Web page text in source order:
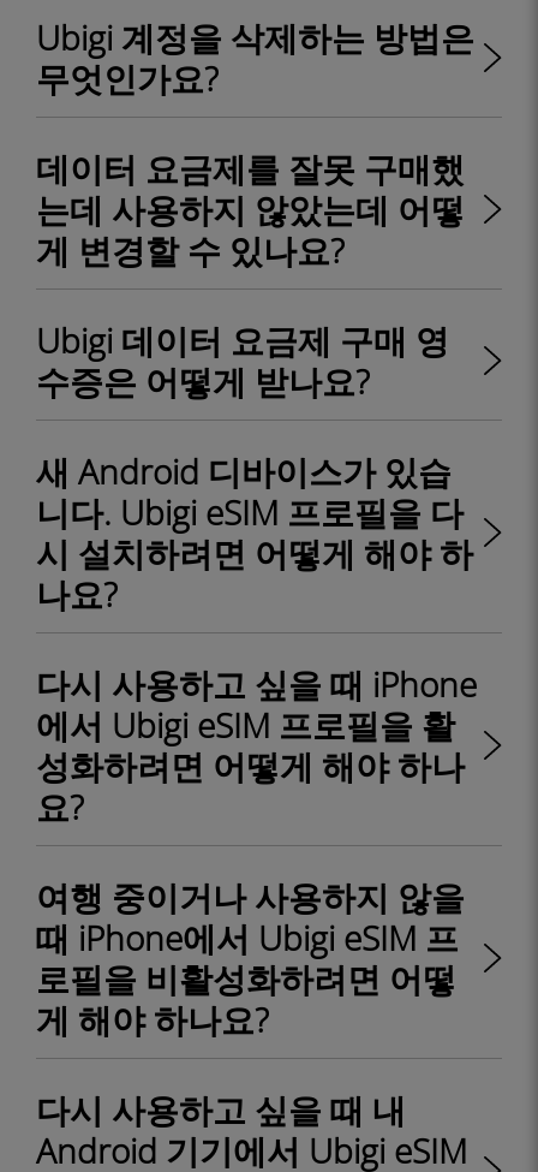
Ubigi 계정을 삭제하는 방법은
무엇인가요?
데이터 요금제를 잘못 구매했
는데 사용하지 않았는데 어떻
게 변경할 수 있나요?
Ubigi 데이터 요금제 구매 영
수증은 어떻게 받나요?
새 Android 디바이스가 있습
니다. Ubigi eSIM 프로필을 다
시 설치하려면 어떻게 해야 하
나요?
다시 사용하고 싶을 때 iPhone
에서 Ubigi eSIM 프로필을 활
성화하려면 어떻게 해야 하나
요?
여행 중이거나 사용하지 않을
때 iPhone에서 Ubigi eSIM 프
로필을 비활성화하려면 어떻
게 해야 하나요?
다시 사용하고 싶을 때 내
Android 기기에서 Ubigi eSIM